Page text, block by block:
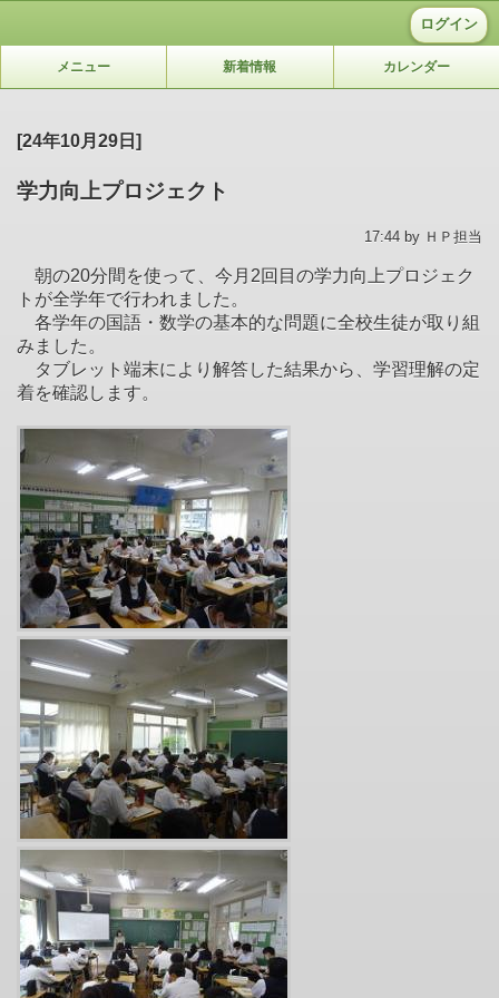
ログイン
メニュー 新着情報 カレンダー
[24年10月29日]
学力向上プロジェクト
17:44 by ＨＰ担当
朝の20分間を使って、今月2回目の学力向上プロジェク
トが全学年で行われました。
各学年の国語・数学の基本的な問題に全校生徒が取り組
みました。
タブレット端末により解答した結果から、学習理解の定
着を確認します。